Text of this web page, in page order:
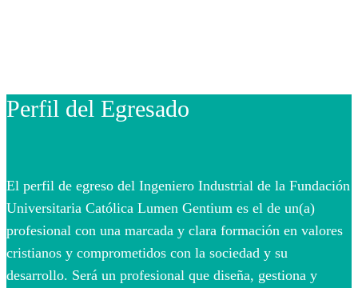
Perfil del Egresado
El perfil de egreso del Ingeniero Industrial de la Fundación
Universitaria Católica Lumen Gentium es el de un(a)
profesional con una marcada y clara formación en valores
cristianos y comprometidos con la sociedad y su
desarrollo. Será un profesional que diseña, gestiona y